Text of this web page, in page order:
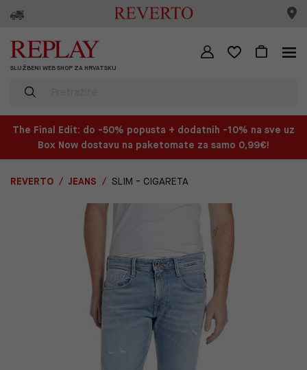
SLUŽBENI WEB SHOP ZA HRVATSKU
The Final Edit: do -50% popusta + dodatnih -10% na sve uz
Box Now dostavu na paketomate za samo 0,99€!
REVERTO JEANS SLIM - CIGARETA